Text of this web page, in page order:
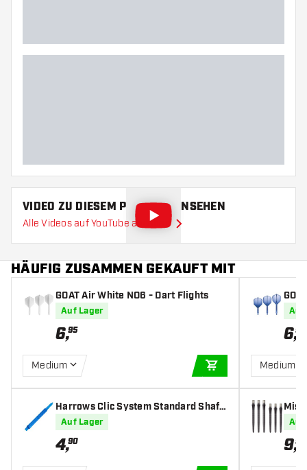
VIDEO ZU DIESEM PRODUKT ANSEHEN
Alle Videos auf YouTube ansehen
HÄUFIG ZUSAMMEN GEKAUFT MIT
GOAT Air White NO6 - Dart Flights
Auf Lager
6,95
Medium
IN DEN
Harrows Clic System Standard Shaft
s Aqua - Dart Shafts
Auf Lager
4,90
Auf
6,95
Medium
Auf
9,95